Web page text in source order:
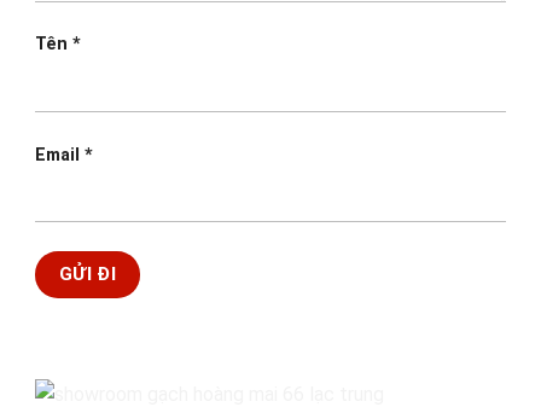
Tên *
Email *